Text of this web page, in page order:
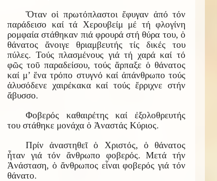
Ὅταν οἱ πρωτόπλαστοι ἔφυγαν ἀπό τόν
παράδεισο καί τά Χερουβείμ μέ τή φλογίνη
ρομφαία στάθηκαν πιά φρουρά στή θύρα του, ὁ
θάνατος ἄνοιγε θριαμβευτής τίς δικές του
πύλες. Τούς πλασμένους γιά τή χαρά καί τό
φῶς τοῦ παραδείσου, τούς ἅρπαξε ὁ θάνατος
καί μ’ ἕνα τρόπο στυγνό καί ἀπάνθρωπο τούς
ἁλυσόδενε χαιρέκακα καί τούς ἔρριχνε στήν
ἄβυσσο.
Φοβερός καθαιρέτης καί ἐξολοθρευτής
του στάθηκε μονάχα ὁ Ἀναστάς Κύριος.
Πρίν ἀναστηθεῖ ὁ Χριστός, ὁ θάνατος
ἦταν γιά τόν ἄνθρωπο φοβερός. Μετά τήν
Ἀνάσταση, ὁ ἄνθρωπος εἶναι φοβερός γιά τόν
θάνατο.